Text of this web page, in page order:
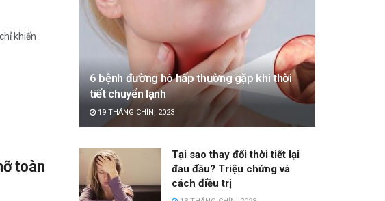
khiến
toàn
6 bệnh đường hô hấp thường gặp khi thời
tiết chuyển lạnh
19 THÁNG CHÍN, 2023
Tại sao thay đổi thời tiết lại
đau đầu? Triệu chứng và
cách điều trị